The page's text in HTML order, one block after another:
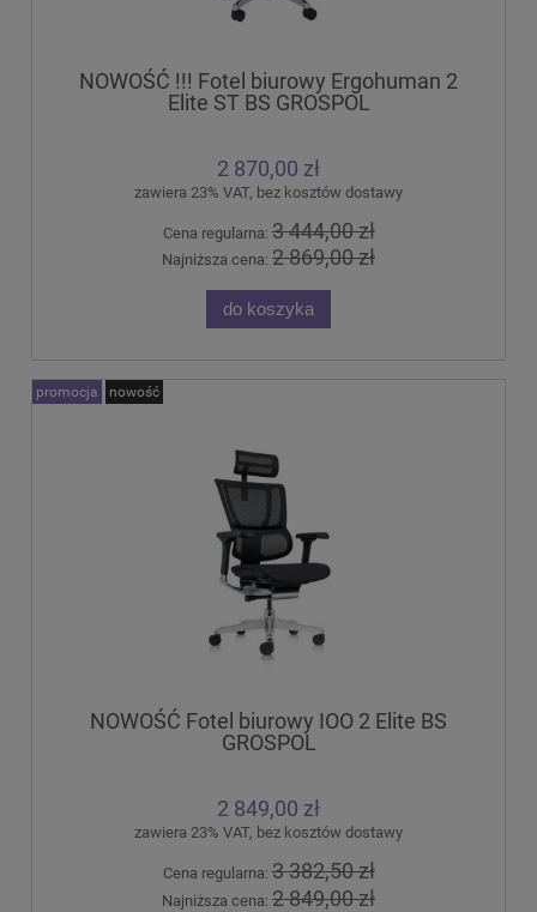
NOWOŚĆ !!! Fotel biurowy Ergohuman 2
Elite ST BS GROSPOL
2 870,00 zł
zawiera 23% VAT, bez kosztów dostawy
Cena regularna:3 444,00 zł
Najniższa cena: 2 869,00 zł
do koszyka
NOWOŚĆ Fotel biurowy IOO 2 Elite BS
GROSPOL
2 849,00 zł
zawiera 23% VAT, bez kosztów dostawy
Cena regularna:3 382,50 zł
Najniższa cena: 2 849,00 zł
promocja nowość